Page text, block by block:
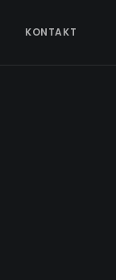
KONTAKT